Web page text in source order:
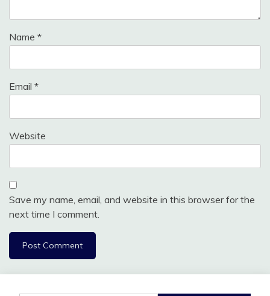
Name *
Email *
Website
Save my name, email, and website in this browser for the
next time I comment.